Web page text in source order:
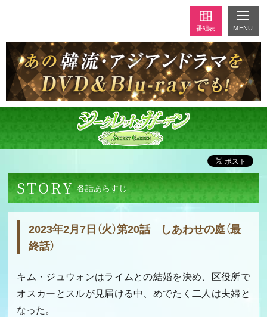
番組表 MENU
STORY 各話あらすじ
2023年2月7日（火）第20話 しあわせの庭（最
終話）
キム・ジュウォンはライムとの結婚を決め、区役所で
オスカーとスルが見届ける中、めでたく二人は夫婦と
なった。